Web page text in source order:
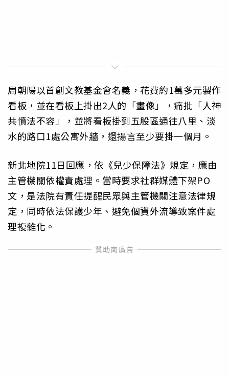
周朝陽以首創文教基金會名義，花費約1萬多元製作
看板，並在看板上掛出2人的「畫像」，痛批「人神
共憤法不容」，並將看板掛到五股區通往八里、淡
水的路口1處公寓外牆，還揚言至少要掛一個月。
新北地院11日回應，依《兒少保障法》規定，應由
主管機關依權責處理。當時要求社群媒體下架PO
文，是法院有責任提醒民眾與主管機關注意法律規
定，同時依法保護少年、避免個資外流導致案件處
理複雜化。